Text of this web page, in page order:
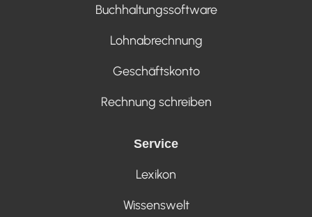
Buchhaltungssoftware
Lohnabrechnung
Geschäftskonto
Rechnung schreiben
Service
Lexikon
Wissenswelt